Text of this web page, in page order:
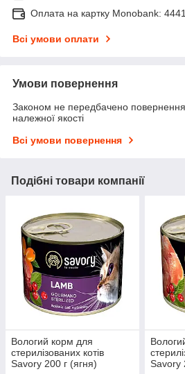
Оплата на картку Monobank:
Всі умови оплати
Умови повернення
Законом не передбачено
належної якості
Всі умови повернення
Подібні товари компанії
Вологий корм для
стерилізованих котів
Savory 200 г (ягня)
Savory